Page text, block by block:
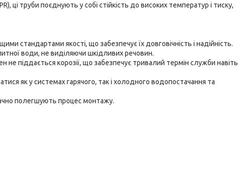
ці труби поєднують у собі стійкість до високих температур і тиску,
стандартами якості, що забезпечує їх довговічність і надійність.
води, не виділяючи шкідливих речовин.
не піддається корозії, що забезпечує тривалий термін служби навіть
як у системах гарячого, так і холодного водопостачання та
полегшують процес монтажу.